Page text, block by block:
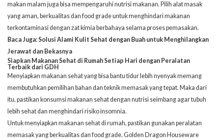
makan malam juga bisa mempengaruhi nutrisi makanan. Pilih alat masak
yang aman, berkualitas dan food grade untuk menghindari makanan
terkontaminasi dengan zat kimia berbahaya selama proses pemasakan.
Baca Juga:Solusi Alami Kulit Sehat dengan Buah untuk Menghilangkan
Jerawat dan Bekasnya
Siapkan Makanan Sehat di Rumah Setiap Hari dengan Peralatan
Terbaik dari GDH
Menyiapkan makanan sehat yang bisa bantu tidur lebih nyenyak memang
membutuhkan pemilihan bahan dan teknik memasak yang tepat. Maka dari
itu, pastikan konsumsi makanan sehat dengan nutrisi seimbang agar tubuh
lebih sehat dan menghindari risiko insomnia.
Untuk menyiapkan makanan sehat di rumah, pastikan gunakan peralatan
memasak yang berkualitas dan food grade. Golden Dragon Houseware